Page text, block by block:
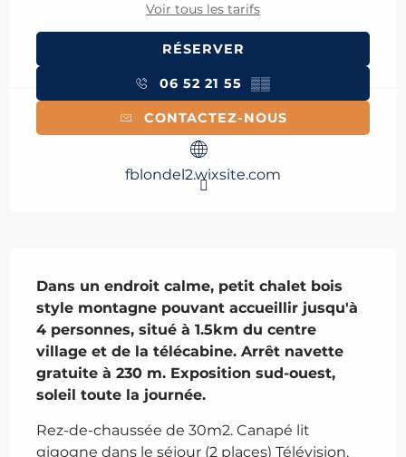
Voir tous les tarifs
RÉSERVER
06 52 21 55 ▒▒
CONTACTEZ-NOUS
fblondel2.wixsite.com
Dans un endroit calme, petit chalet bois
style montagne pouvant accueillir jusqu'à
4 personnes, situé à 1.5km du centre
village et de la télécabine. Arrêt navette
gratuite à 230 m. Exposition sud-ouest,
soleil toute la journée.
Rez-de-chaussée de 30m2. Canapé lit
gigogne dans le séjour (2 places) Télévision,